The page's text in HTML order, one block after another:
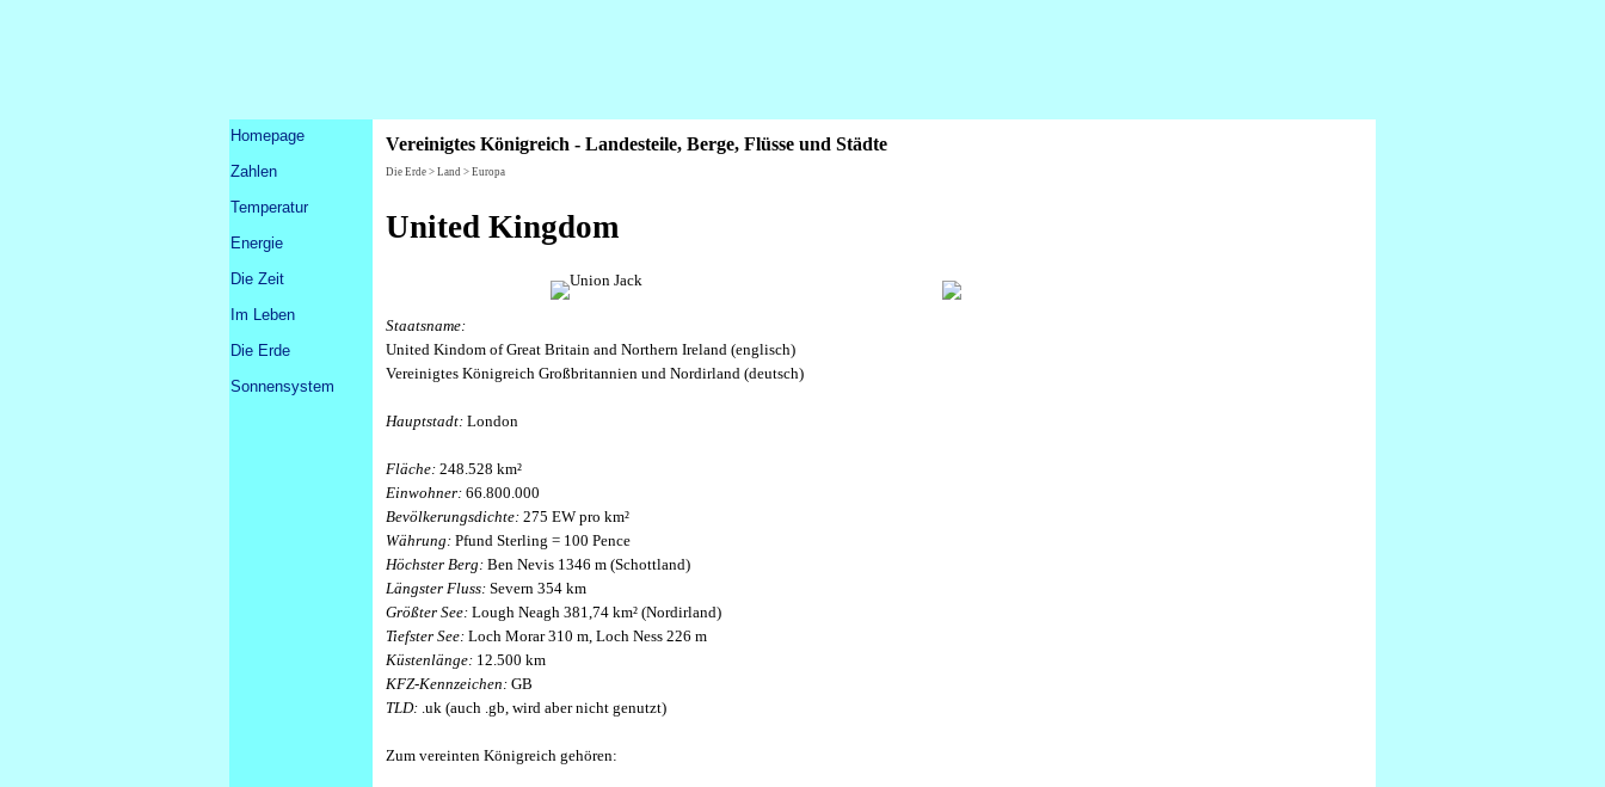
Menü überspringen
Homepage
Zahlen
Temperatur
Energie
Die Zeit
Im Leben
Die Erde
Sonnensystem
Vereinigtes Königreich - Landesteile, Berge, Flüsse und Städte
Die Erde > Land > Europa
United Kingdom
Staatsname:
United Kindom of Great Britain and Northern Ireland (englisch)
Vereinigtes Königreich Großbritannien und Nordirland (deutsch)
Hauptstadt: London
Fläche: 248.528 km²
Einwohner: 66.800.000
Bevölkerungsdichte: 275 EW pro km²
Währung: Pfund Sterling = 100 Pence
Höchster Berg: Ben Nevis 1346 m (Schottland)
Längster Fluss: Severn 354 km
Größter See: Lough Neagh 381,74 km² (Nordirland)
Tiefster See: Loch Morar 310 m, Loch Ness 226 m
Küstenlänge: 12.500 km
KFZ-Kennzeichen: GB
TLD: .uk (auch .gb, wird aber nicht genutzt)
Zum vereinten Königreich gehören: